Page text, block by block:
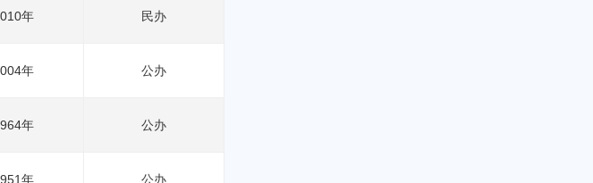
年 民办
年 公办
年 公办
年 公办